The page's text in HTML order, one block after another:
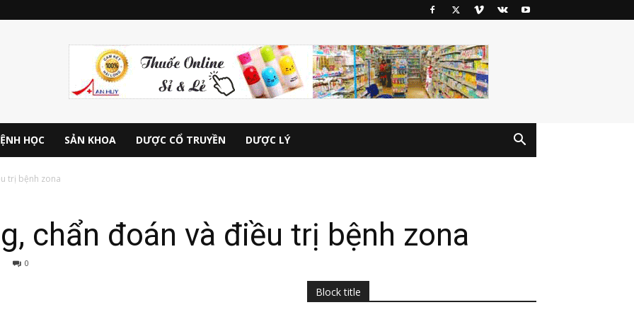
HỌC SẢN KHOA DƯỢC CỔ TRUYỀN DƯỢC LÝ
trị bệnh zona
chẩn đoán và điều trị bệnh zona
0
Block title